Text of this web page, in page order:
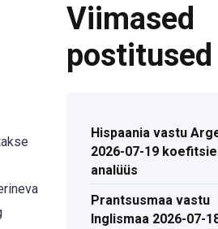
Viimased
postitused
Hispaania vastu
2026-07-19
analüüs
Prantsusmaa vastu
Inglismaa 2026-07-